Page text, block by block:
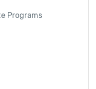
Programs